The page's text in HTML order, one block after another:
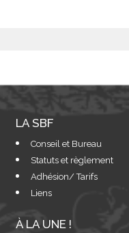
LA SBF
Conseil et Bureau
Statuts et règlement
Adhésion/ Tarifs
Liens
À LA UNE !